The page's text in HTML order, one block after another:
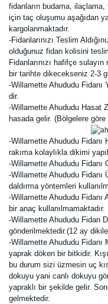
fidanların budama,
için taç oluşumu aşağıdan
kargolanmaktadır.
-Fidanlarınızı Teslim
olduğunuz fidan kolisini
Fidanlarınızı hafifçe
bir tarihte dikecekseniz 2-3
-Willamette Ahududu Fidanı
dir.
-Willamette Ahududu Hasat
hasada gelir. (Bölgelere göre
-Willamette Ahududu Fidanı
rakıma kolaylıkla dikimi
-Willamette Ahududu Fidanı
-Willamette Ahududu Fidanı
daldırma yöntemleri
-Willamette Ahududu Fidanı
bir anaç kullanılmamaktadır.
-Willamette Ahududu Fidan
gönderilmektedir.(12 ay
-Willamette Ahududu Fidanı
yaprak döken bir bitkidir.
bu durum sizi üzmesin uç
dokuyu yani canlı dokuyu
yapraklı bir şekilde gelir.
gelmektedir.